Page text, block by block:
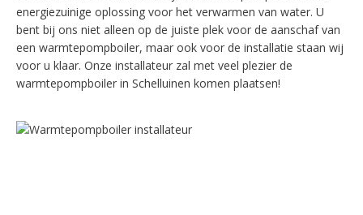
energiezuinige oplossing voor het verwarmen van water. U
bent bij ons niet alleen op de juiste plek voor de aanschaf van
een warmtepompboiler, maar ook voor de installatie staan wij
voor u klaar. Onze installateur zal met veel plezier de
warmtepompboiler in Schelluinen komen plaatsen!